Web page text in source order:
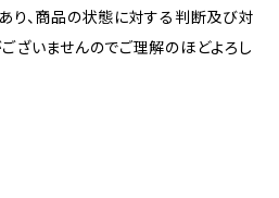
り、商品の状態に対する判断及び対
ざいませんのでご理解のほどよろし